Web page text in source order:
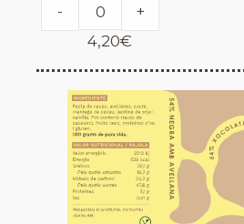
-
+
4,20€